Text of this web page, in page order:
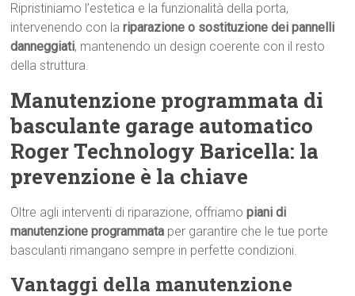
Ripristiniamo l’estetica e la funzionalità della porta,
intervenendo con lariparazione o sostituzione dei pannelli
danneggiati, mantenendo un design coerente con il resto
della struttura.
Manutenzione programmata di
basculante garage automatico
Roger Technology Baricella: la
prevenzione è la chiave
Oltre agli interventi di riparazione, offriamopiani di
manutenzione programmata per garantire che le tue porte
basculanti rimangano sempre in perfette condizioni.
Vantaggi della manutenzione